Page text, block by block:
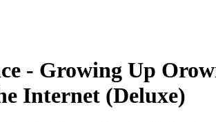
- Growing Up
Internet (Deluxe)